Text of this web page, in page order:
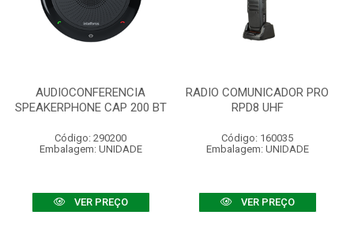
AUDIOCONFERENCIA
SPEAKERPHONE CAP 200 BT
Código: 290200
Embalagem: UNIDADE
VER PREÇO
RADIO COMUNICADOR PRO
RPD8 UHF
Código: 160035
Embalagem: UNIDADE
VER PREÇO